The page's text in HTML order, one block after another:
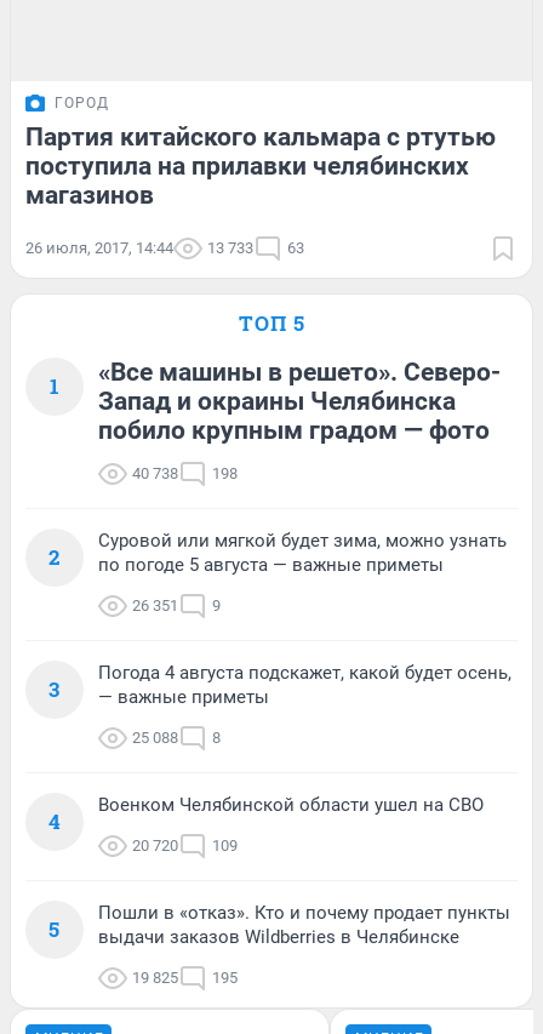
ГОРОД
Партия китайского кальмара с ртутью
поступила на прилавки челябинских
магазинов
26 июля, 2017, 14:44 13 733 63
ТОП 5
1
«Все машины в решето». Северо-
Запад и окраины Челябинска
побило крупным градом — фото
40 738 198
2
Суровой или мягкой будет зима, можно узнать
по погоде 5 августа — важные приметы
26 351 9
3
Погода 4 августа подскажет, какой будет осень,
— важные приметы
25 088 8
4
Военком Челябинской области ушел на СВО
20 720 109
5
Пошли в «отказ». Кто и почему продает пункты
выдачи заказов Wildberries в Челябинске
19 825 195